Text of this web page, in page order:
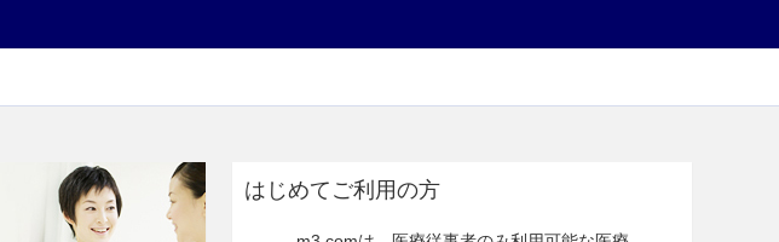
はじめてご利用の方